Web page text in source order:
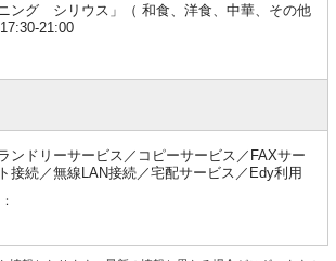
ニング シリウス」（ 和食、洋食、中華、その他
21:00
ンドリーサービス／コピーサービス／FAXサー
接続／無線LAN接続／宅配サービス／Edy利用